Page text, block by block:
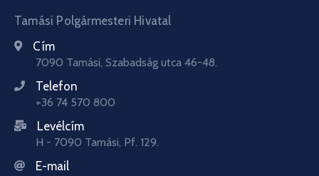
Tamási Polgármesteri Hivatal
Cím
7090 Tamási, Szabadság utca 46-48.
Telefon
+36 74 570 800
Levélcím
H - 7090 Tamási, Pf. 129.
E-mail